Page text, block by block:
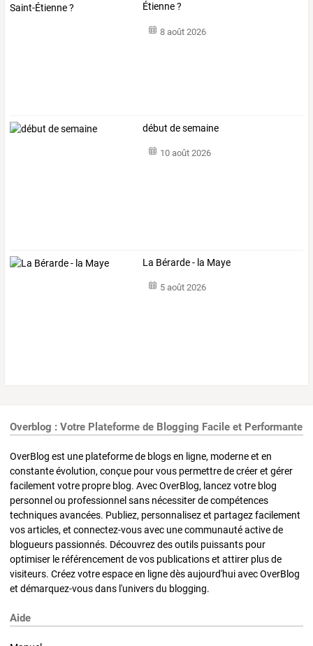
Étienne ?
8 août 2026
début de semaine
10 août 2026
La Bérarde - la Maye
5 août 2026
Overblog : Votre Plateforme de Blogging Facile et Performante
OverBlog est une plateforme de blogs en ligne, moderne et en
constante évolution, conçue pour vous permettre de créer et gérer
facilement votre propre blog. Avec OverBlog, lancez votre blog
personnel ou professionnel sans nécessiter de compétences
techniques avancées. Publiez, personnalisez et partagez facilement
vos articles, et connectez-vous avec une communauté active de
blogueurs passionnés. Découvrez des outils puissants pour
optimiser le référencement de vos publications et attirer plus de
visiteurs. Créez votre espace en ligne dès aujourd'hui avec OverBlog
et démarquez-vous dans l'univers du blogging.
Aide